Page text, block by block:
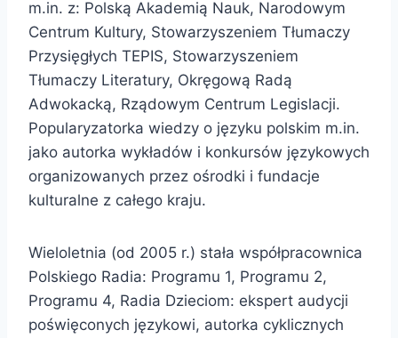
m.in. z: Polską Akademią Nauk, Narodowym
Centrum Kultury, Stowarzyszeniem Tłumaczy
Przysięgłych TEPIS, Stowarzyszeniem
Tłumaczy Literatury, Okręgową Radą
Adwokacką, Rządowym Centrum Legislacji.
Popularyzatorka wiedzy o języku polskim m.in.
jako autorka wykładów i konkursów językowych
organizowanych przez ośrodki i fundacje
kulturalne z całego kraju.
Wieloletnia (od 2005 r.) stała współpracownica
Polskiego Radia: Programu 1, Programu 2,
Programu 4, Radia Dzieciom: ekspert audycji
poświęconych językowi, autorka cyklicznych